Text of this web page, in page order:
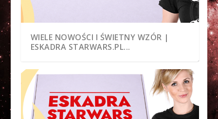
WIELE NOWOŚCI I ŚWIETNY WZÓR |
ESKADRA STARWARS.PL...